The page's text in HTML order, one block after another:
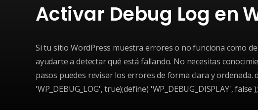
Activar Debug Log en
Si tu sitio WordPress muestra errores o no funciona como
ayudarte a detectar qué está fallando. No necesitas
pasos puedes revisar los errores de forma clara y ordenada.
'WP_DEBUG_LOG', true);define( 'WP_DEBUG_DISPLAY',